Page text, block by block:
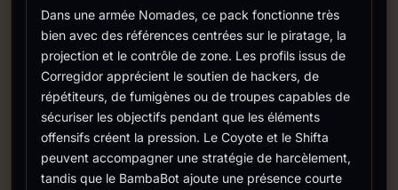
Dans une armée Nomades, ce pack fonctionne très
bien avec des références centrées sur le piratage, la
projection et le contrôle de zone. Les profils issus de
Corregidor apprécient le soutien de hackers, de
répétiteurs, de fumigènes ou de troupes capables de
sécuriser les objectifs pendant que les éléments
offensifs créent la pression. Le Coyote et le Shifta
peuvent accompagner une stratégie de harcèlement,
tandis que le BambaBot ajoute une présence courte